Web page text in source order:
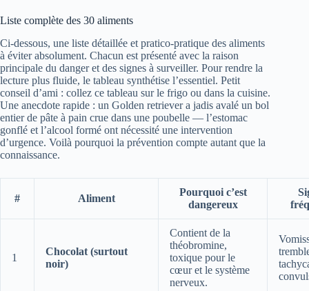
Liste complète des 30 aliments
Ci‑dessous, une liste détaillée et pratico‑pratique des aliments
à éviter absolument. Chacun est présenté avec la raison
principale du danger et des signes à surveiller. Pour rendre la
lecture plus fluide, le tableau synthétise l’essentiel. Petit
conseil d’ami : collez ce tableau sur le frigo ou dans la cuisine.
Une anecdote rapide : un Golden retriever a jadis avalé un bol
entier de pâte à pain crue dans une poubelle — l’estomac
gonflé et l’alcool formé ont nécessité une intervention
d’urgence. Voilà pourquoi la prévention compte autant que la
connaissance.
# Aliment
Pourquoi c’est
dangereux
1
Chocolat (surtout
noir)
Contient de la
théobromine,
toxique pour le
cœur et le système
nerveux.